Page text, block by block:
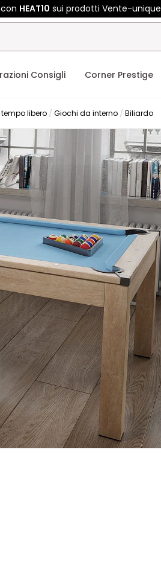
HEAT10 sui prodotti Vente-unique
Consigli Corner Prestige
tempo libero Giochi da interno Biliardo